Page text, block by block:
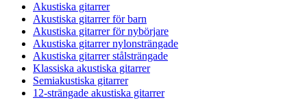
Akustiska gitarrer
Akustiska gitarrer för barn
Akustiska gitarrer för nybörjare
Akustiska gitarrer nylonsträngade
Akustiska gitarrer stålsträngade
Klassiska akustiska gitarrer
Semiakustiska gitarrer
12-strängade akustiska gitarrer